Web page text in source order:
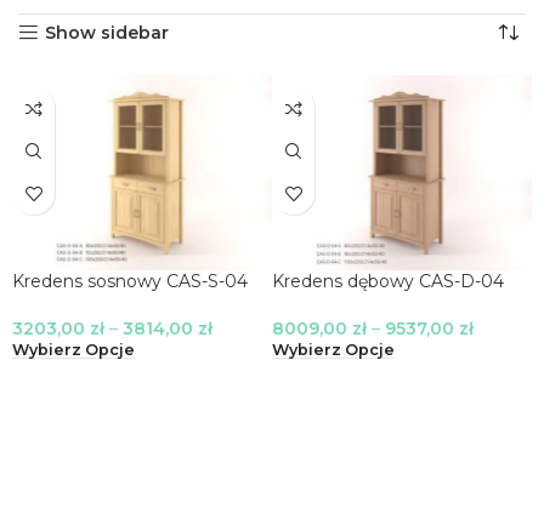
Show sidebar
Kredens sosnowy CAS-S-04
3203,00 zł– 3814,00 zł
Wybierz Opcje
Kredens dębowy CAS-D-04
8009,00 zł– 9537,00 zł
Wybierz Opcje